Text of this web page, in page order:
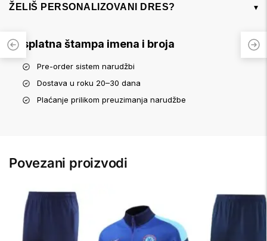
ŽELIŠ PERSONALIZOVANI DRES? ▾
Besplatna štampa imena i broja
Pre-order sistem narudžbi
Dostava u roku 20–30 dana
Plaćanje prilikom preuzimanja narudžbe
Povezani proizvodi